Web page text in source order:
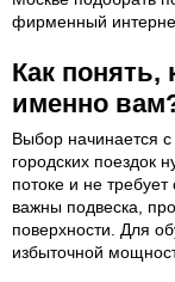
фирменный
Как понять,
именно
Выбор начинается
городских поездок
потоке и не
важны подвеска,
поверхности. Для
избыточной